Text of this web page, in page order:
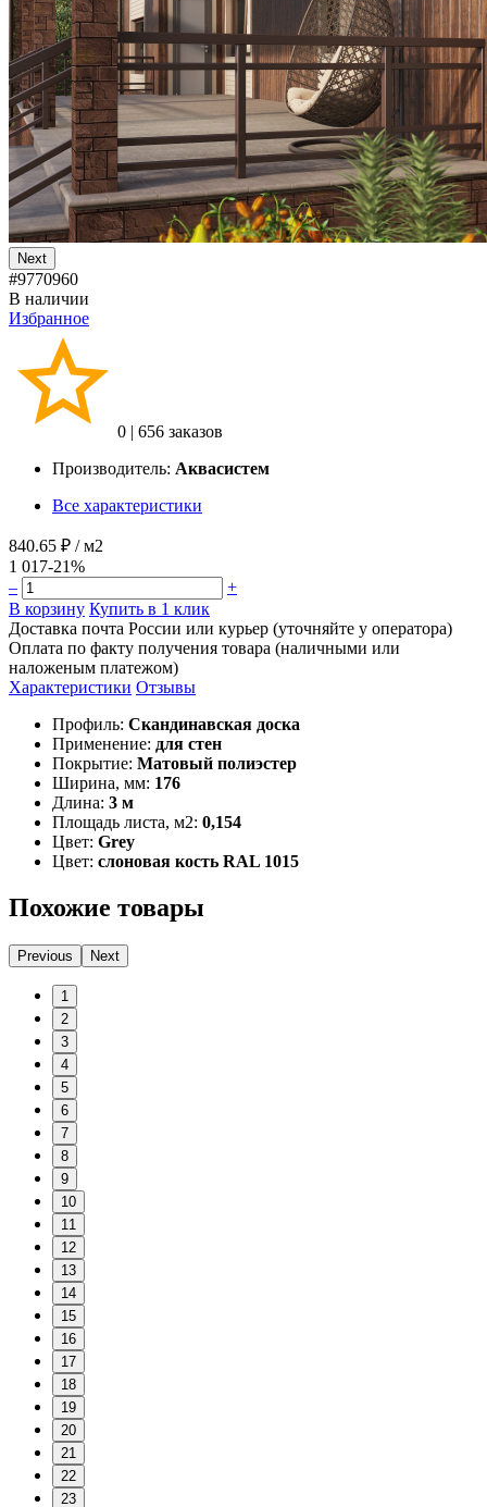
Next
#9770960
В наличии
Избранное
0 | 656 заказов
Производитель: Аквасистем
Все характеристики
840.65 ₽ / м2
1 017-21%
–
+
В корзину Купить в 1 клик
Доставка почта России или курьер (уточняйте у оператора)
Оплата по факту получения товара (наличными или
наложеным платежом)
Характеристики Отзывы
Профиль: Скандинавская доска
Применение: для стен
Покрытие: Матовый полиэстер
Ширина, мм: 176
Длина: 3 м
Площадь листа, м2: 0,154
Цвет: Grey
Цвет: слоновая кость RAL 1015
Похожие товары
Previous Next
1
2
3
4
5
6
7
8
9
10
11
12
13
14
15
16
17
18
19
20
21
22
23